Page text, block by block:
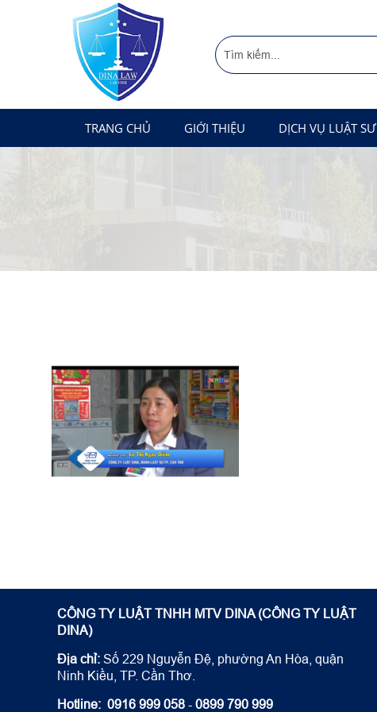
TRANG CHỦ GIỚI THIỆU DỊCH VỤ LUẬT SƯ
CÔNG TY LUẬT TNHH MTV DINA (CÔNG TY LUẬT
DINA)
Địa chỉ: Số 229 Nguyễn Đệ, phường An Hòa, quận
Ninh Kiều, TP. Cần Thơ.
Hotline: 0916 999 058 - 0899 790 999